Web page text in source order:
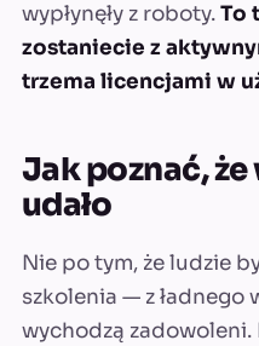
wypłynęły z roboty.To
zostaniecie z
trzema licencjami w
Jak poznać,
udało
Nie po tym, że ludzie
szkolenia — z ładnego
wychodzą zadowoleni.